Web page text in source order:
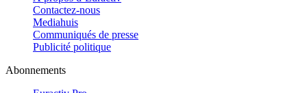
Contactez-nous
Mediahuis
Communiqués de presse
Publicité politique
Abonnements